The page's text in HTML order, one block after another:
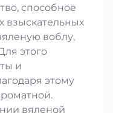
способное
взыскательных
воблу,
этого
и
этому
вяленой